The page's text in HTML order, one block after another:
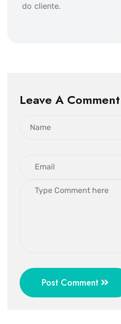
do cliente.
Leave A Comment
Post Comment